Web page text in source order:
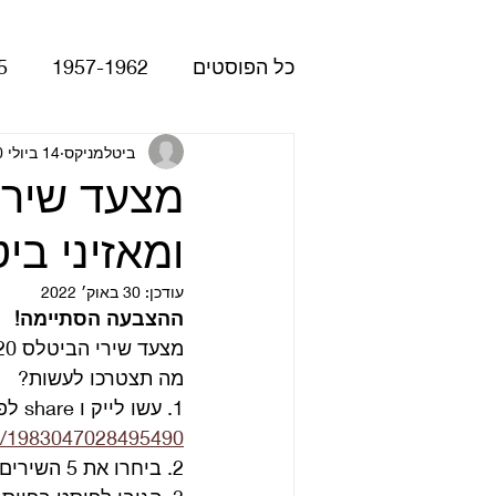
כל הפוסטים 1957-1962
Please Please Me
Rubber Soul
Revolver
The Beatles - White Album
קאברים
מצעד
ומאזיני
ביטלמניקס 14 ביולי 2020
עודכן: 30 באוק׳ 2022
ההצבעה הסתיימה!
מצעד שירי הביטלס 2020 של קוראי ומאזיני ביטלמניקס יצא לדרך.
מה תצטרכו לעשות?
1. עשו לייק ו share לפוסט בפייסבוק:
2. ביחרו את 5 השירים האהובים עליכם של הביטלס בטופס הבחירה בתחתית הדף.